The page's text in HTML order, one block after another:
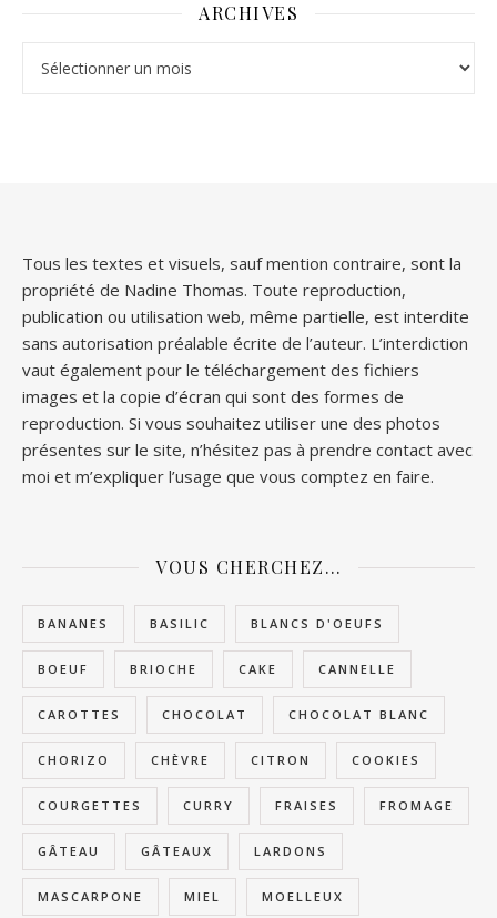
ARCHIVES
Tous les textes et visuels, sauf mention contraire, sont la
propriété de Nadine Thomas. Toute reproduction,
publication ou utilisation web, même partielle, est interdite
sans autorisation préalable écrite de l’auteur. L’interdiction
vaut également pour le téléchargement des fichiers
images et la copie d’écran qui sont des formes de
reproduction. Si vous souhaitez utiliser une des photos
présentes sur le site, n’hésitez pas à prendre contact avec
moi et m’expliquer l’usage que vous comptez en faire.
VOUS CHERCHEZ…
BANANES BASILIC BLANCS D'OEUFS
BOEUF BRIOCHE CAKE CANNELLE
CAROTTES CHOCOLAT CHOCOLAT BLANC
CHORIZO CHÈVRE CITRON COOKIES
COURGETTES CURRY FRAISES FROMAGE
GÂTEAU GÂTEAUX LARDONS
MASCARPONE MIEL MOELLEUX